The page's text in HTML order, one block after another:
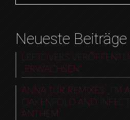
Neueste Beiträge
LEFTOVERS
„ERWACHSEN“
ANNA TUR REMIXES „I’M
OAKENFOLD AND
ANTHEM